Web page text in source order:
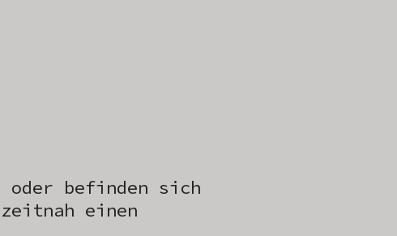
oder befinden sich
einen